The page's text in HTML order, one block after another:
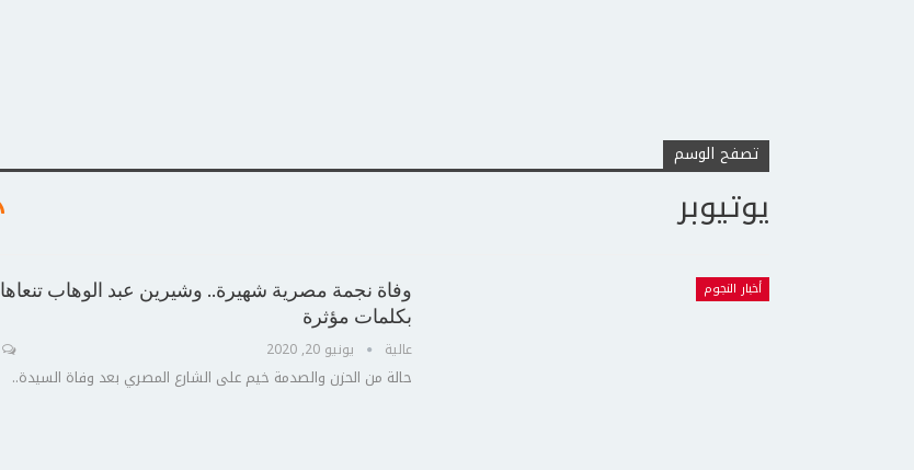
تصفح الوسم
يوتيوبر
أخبار النجوم
وفاة نجمة مصرية شهيرة.. وشيرين عبد الوهاب تنعاها
بكلمات مؤثرة
عالية يونيو 20, 2020
حالة من الحزن والصدمة خيم على الشارع المصري بعد وفاة السيدة..